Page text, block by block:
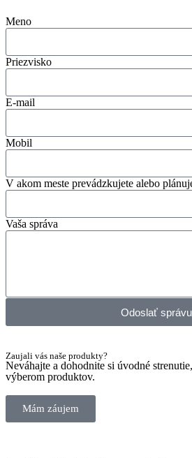
Meno
Priezvisko
E-mail
Mobil
V akom meste prevádzkujete alebo
Vaša správa
Odoslať správu
Zaujali vás naše produkty?
Neváhajte a dohodnite si úvodné
výberom produktov.
Mám záujem